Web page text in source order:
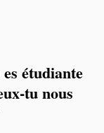
étudiante
tu nous